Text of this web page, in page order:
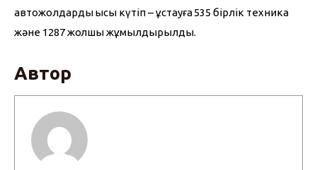
автожолдарды қысқы күтіп – ұстауға 535 бірлік техника
және 1287 жолшы жұмылдырылды.
Автор